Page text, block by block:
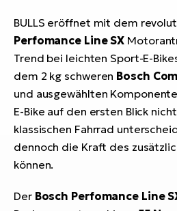
BULLS eröffnet mit dem
Perfomance Line SX
Trend bei leichten Sport-E-
dem 2 kg schweren Bosch
und ausgewählten
E-Bike auf den ersten Blick
klassischen Fahrrad
dennoch die Kraft des
können.
Der Bosch Perfomance Line